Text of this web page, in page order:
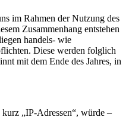
im Rahmen der Nutzung des
Zusammenhang entstehen
handels- wie
Diese werden folglich
mit dem Ende des Jahres, in
„IP-Adressen“, würde –